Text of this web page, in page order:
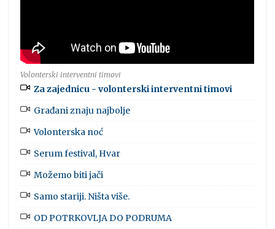
Volonterski interventni timovi
Za zajednicu - volonterski interventni timovi
Građani znaju najbolje
Volonterska noć
Serum festival, Hvar
Možemo biti jači
Samo stariji. Ništa više.
OD POTRKOVLJA DO PODRUMA